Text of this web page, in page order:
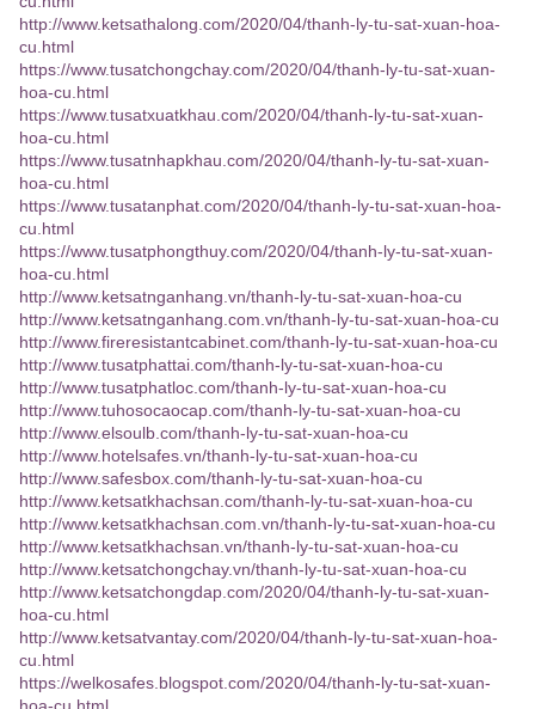
http://www.ketsathalong.com/2020/04/thanh-ly-tu-sat-xuan-hoa-
cu.html
https://www.tusatchongchay.com/2020/04/thanh-ly-tu-sat-xuan-
hoa-cu.html
https://www.tusatxuatkhau.com/2020/04/thanh-ly-tu-sat-xuan-
hoa-cu.html
https://www.tusatnhapkhau.com/2020/04/thanh-ly-tu-sat-xuan-
hoa-cu.html
https://www.tusatanphat.com/2020/04/thanh-ly-tu-sat-xuan-hoa-
cu.html
https://www.tusatphongthuy.com/2020/04/thanh-ly-tu-sat-xuan-
hoa-cu.html
http://www.ketsatnganhang.vn/thanh-ly-tu-sat-xuan-hoa-cu
http://www.ketsatnganhang.com.vn/thanh-ly-tu-sat-xuan-hoa-cu
http://www.fireresistantcabinet.com/thanh-ly-tu-sat-xuan-hoa-cu
http://www.tusatphattai.com/thanh-ly-tu-sat-xuan-hoa-cu
http://www.tusatphatloc.com/thanh-ly-tu-sat-xuan-hoa-cu
http://www.tuhosocaocap.com/thanh-ly-tu-sat-xuan-hoa-cu
http://www.elsoulb.com/thanh-ly-tu-sat-xuan-hoa-cu
http://www.hotelsafes.vn/thanh-ly-tu-sat-xuan-hoa-cu
http://www.safesbox.com/thanh-ly-tu-sat-xuan-hoa-cu
http://www.ketsatkhachsan.com/thanh-ly-tu-sat-xuan-hoa-cu
http://www.ketsatkhachsan.com.vn/thanh-ly-tu-sat-xuan-hoa-cu
http://www.ketsatkhachsan.vn/thanh-ly-tu-sat-xuan-hoa-cu
http://www.ketsatchongchay.vn/thanh-ly-tu-sat-xuan-hoa-cu
http://www.ketsatchongdap.com/2020/04/thanh-ly-tu-sat-xuan-
hoa-cu.html
http://www.ketsatvantay.com/2020/04/thanh-ly-tu-sat-xuan-hoa-
cu.html
https://welkosafes.blogspot.com/2020/04/thanh-ly-tu-sat-xuan-